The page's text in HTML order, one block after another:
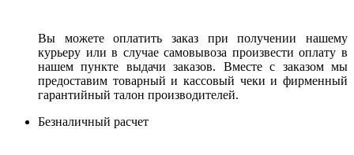
Вы можете оплатить заказ при получении нашему
курьеру или в случае самовывоза произвести оплату в
нашем пункте выдачи заказов. Вместе с заказом мы
предоставим товарный и кассовый чеки и фирменный
гарантийный талон производителей.
Безналичный расчет